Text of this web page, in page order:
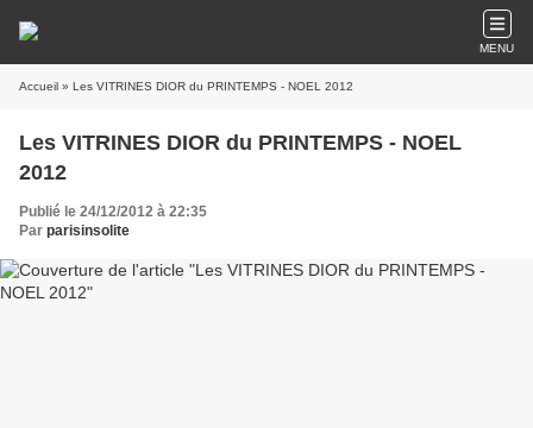
MENU
Accueil » Les VITRINES DIOR du PRINTEMPS - NOEL 2012
Les VITRINES DIOR du PRINTEMPS - NOEL
2012
Publié le 24/12/2012 à 22:35
Par parisinsolite